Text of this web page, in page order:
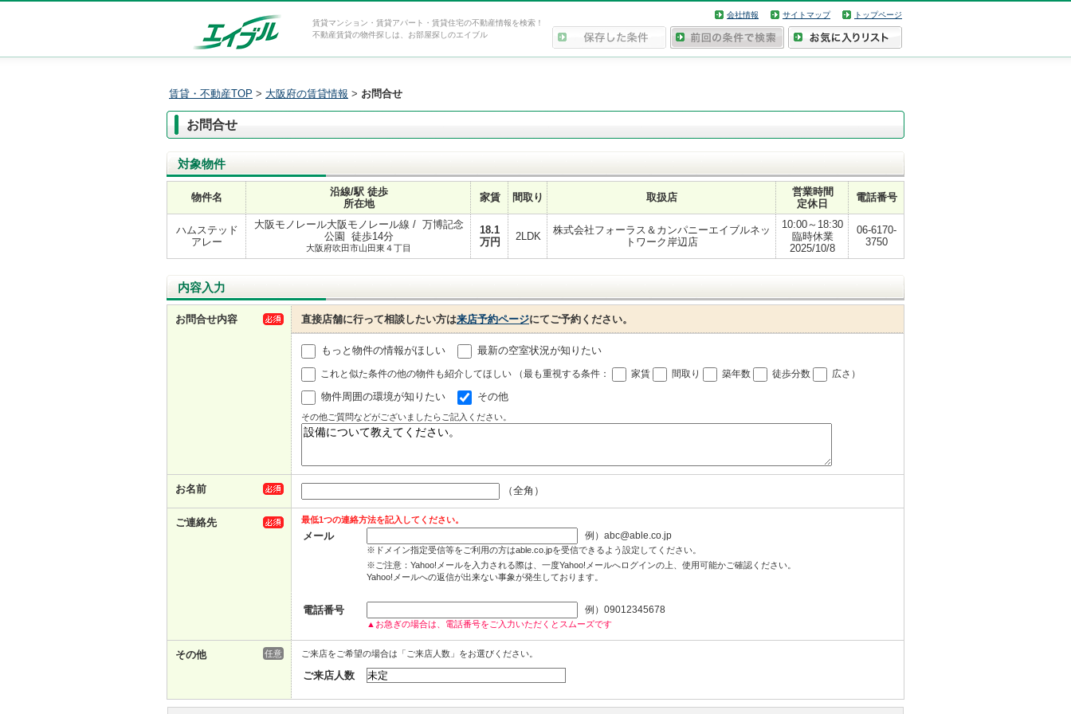
賃貸マンション・賃貸アパート・賃貸住宅の不動産情報を検索！
不動産賃貸の物件探しは、お部屋探しのエイブル
会社情報 サイトマップ トップページ
賃貸・不動産TOP > 大阪府の賃貸情報 > お問合せ
お問合せ
対象物件
物件名
沿線/駅 徒歩
所在地
家賃 間取り 取扱店
営業時間
定休日
電話番号
ハムステッド
アレー
大阪モノレール大阪モノレール線 / 万博記念
公園 徒歩14分
大阪府吹田市山田東４丁目
18.1
万円
2LDK
株式会社フォーラス＆カンパニーエイブルネッ
トワーク岸辺店
10:00～18:30
臨時休業
2025/10/8
06-6170-
3750
内容入力
お問合せ内容 直接店舗に行って相談したい方は来店予約ページにてご予約ください。
もっと物件の情報がほしい 最新の空室状況が知りたい
これと似た条件の他の物件も紹介してほしい （最も重視する条件： 家賃 間取り 築年数 徒歩分数 広さ ）
物件周囲の環境が知りたい その他
その他ご質問などがございましたらご記入ください。
お名前 （全角）
ご連絡先 最低1つの連絡方法を記入してください。
メール 例）abc@able.co.jp
※ドメイン指定受信等をご利用の方はable.co.jpを受信できるよう設定してください。
※ご注意：Yahoo!メールを入力される際は、一度Yahoo!メールへログインの上、使用可能かご確認ください。
Yahoo!メールへの返信が出来ない事象が発生しております。
電話番号 例）09012345678
▲お急ぎの場合は、電話番号をご入力いただくとスムーズです
その他 任意 ご来店をご希望の場合は「ご来店人数」をお選びください。
ご来店人数